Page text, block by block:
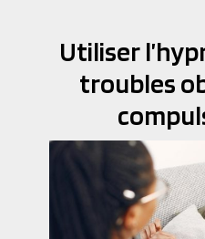
Utiliser
troubles